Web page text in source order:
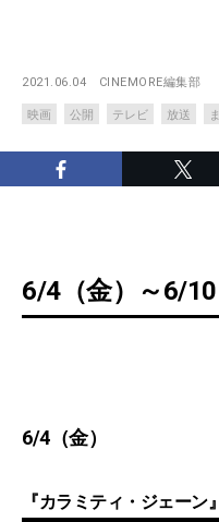
2021.06.04 CINEMORE編集部
映画 公開 テレビ 放送
6/4（金）～6/
6/4（金）
『カラミティ・ジェーン